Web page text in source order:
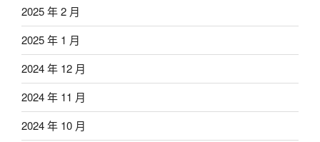
2025 年 2 月
2025 年 1 月
2024 年 12 月
2024 年 11 月
2024 年 10 月